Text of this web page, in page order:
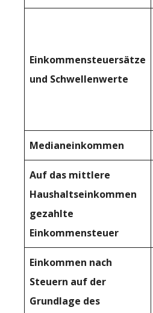
Einkommensteuersätze
und Schwellenwerte
Medianeinkommen
Auf das mittlere
Haushaltseinkommen
gezahlte
Einkommensteuer
Einkommen nach
Steuern auf der
Grundlage des